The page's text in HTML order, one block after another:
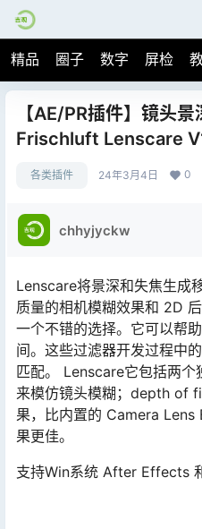
精品 圈子 数字 屏检
【AE/PR插件】镜头
Frischluft Lenscare
各类插件 24年3月4日 0
chhyjyckw
Lenscare将景深和失焦生成
质量的相机模糊效果和 2D
一个不错的选择。它可以帮
间。这些过滤器开发过程中
匹配。 Lenscare它包括两
来模仿镜头模糊；depth of
果，比内置的 Camera Lens
果更佳。
支持Win系统 After Effects